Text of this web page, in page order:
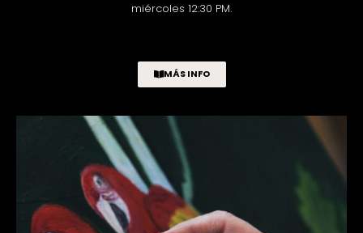
miércoles 12:30 PM.
MÁS INFO